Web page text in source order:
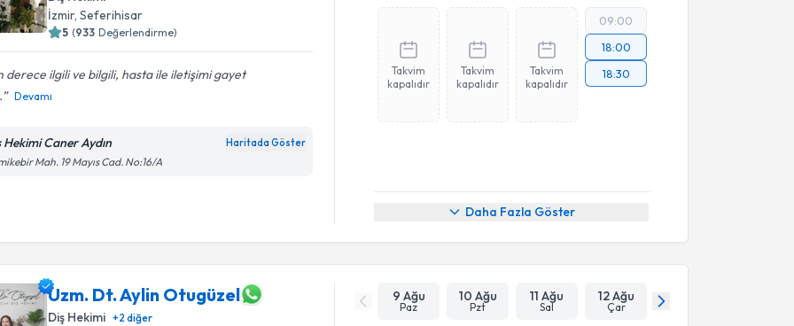
İzmir,Seferihisar
5 (933 Değerlendirme)
derece ilgili ve bilgili, hasta ile iletişimi gayet
Devamı
Hekimi Caner Aydın Haritada Göster
Mah. 19 Mayıs Cad. No:16/A
Takvim
kapalıdır
Takvim
kapalıdır
Takvim
kapalıdır
09:00
18:00
18:30
Daha Fazla Göster
Uzm. Dt. Aylin Otugüzel
Diş Hekimi +2 diğer
9 Ağu
Paz
10 Ağu
Pzt
11 Ağu
Sal
12 Ağu
Çar